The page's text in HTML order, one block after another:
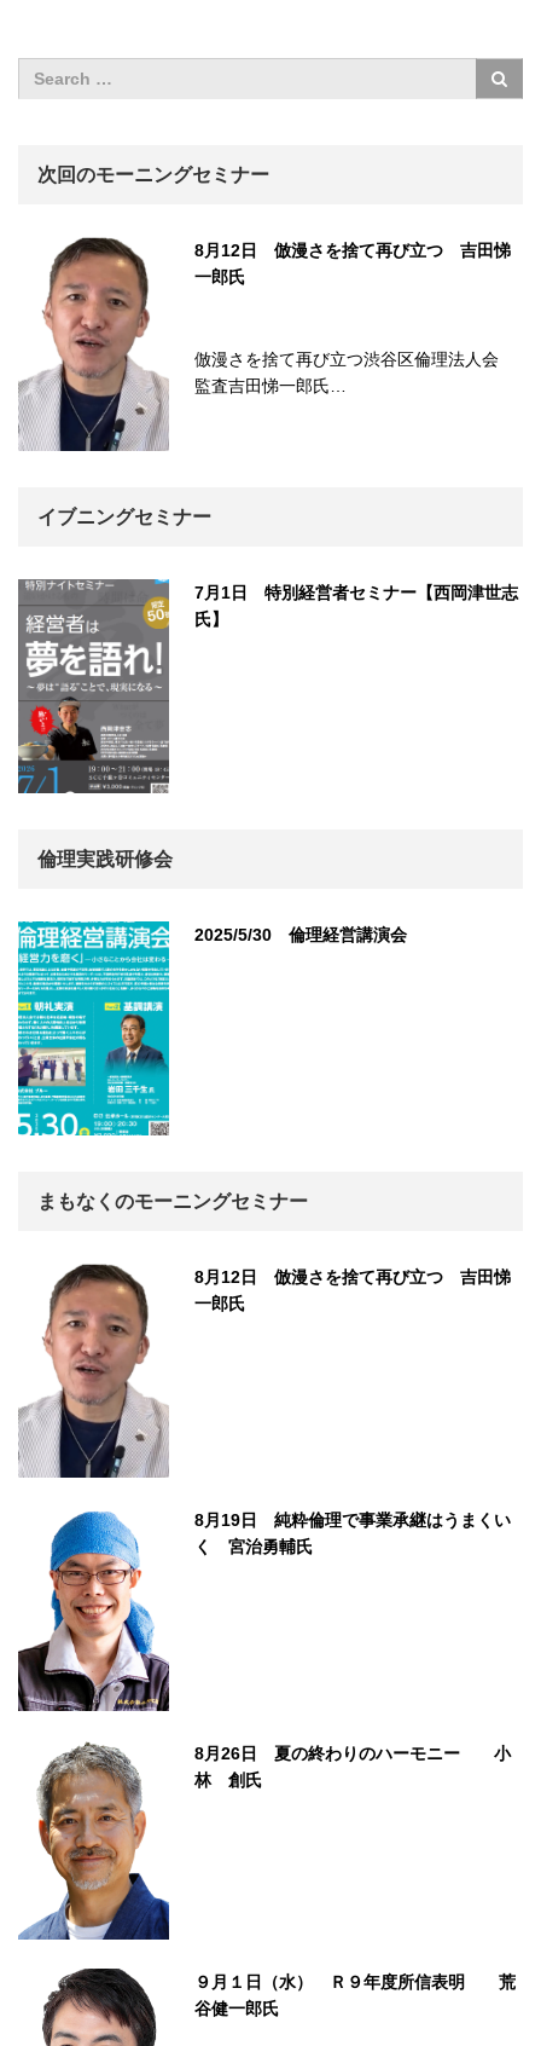
次回のモーニングセミナー
8月12日 倣漫さを捨て再び立つ 吉田悌
一郎氏
倣漫さを捨て再び立つ渋谷区倫理法人会
監査吉田悌一郎氏…
イブニングセミナー
7月1日 特別経営者セミナー【西岡津世志
氏】
倫理実践研修会
2025/5/30 倫理経営講演会
まもなくのモーニングセミナー
8月12日 倣漫さを捨て再び立つ 吉田悌
一郎氏
8月19日 純粋倫理で事業承継はうまくい
く 宮治勇輔氏
8月26日 夏の終わりのハーモニー 小
林 創氏
９月１日（水） Ｒ９年度所信表明 荒
谷健一郎氏